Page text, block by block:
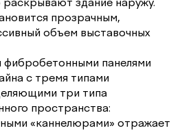
прозрачным,
объем выставочных
панелями
с тремя типами
три типа
пространства:
«каннелюрами» отражает